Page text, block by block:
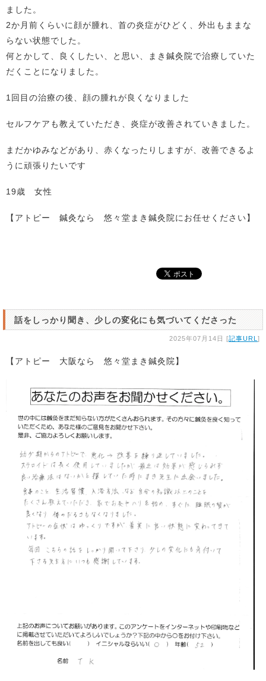
ました。
2か月前くらいに顔が腫れ、首の炎症がひどく、外出もままな
らない状態でした。
何とかして、良くしたい、と思い、まき鍼灸院で治療していた
だくことになりました。
1回目の治療の後、顔の腫れが良くなりました
セルフケアも教えていただき、炎症が改善されていきました。
まだかゆみなどがあり、赤くなったりしますが、改善できるよ
うに頑張りたいです
19歳 女性
【アトピー 鍼灸なら 悠々堂まき鍼灸院にお任せください】
話をしっかり聞き、少しの変化にも気づいてくださった
2025年07月14日 [記事URL ]
【アトピー 大阪なら 悠々堂まき鍼灸院】